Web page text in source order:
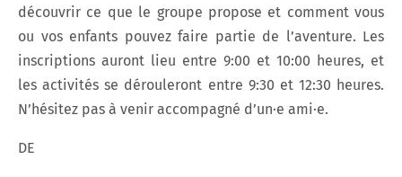
découvrir ce que le groupe propose et comment vous
ou vos enfants pouvez faire partie de l’aventure. Les
inscriptions auront lieu entre 9:00 et 10:00 heures, et
les activités se dérouleront entre 9:30 et 12:30 heures.
N’hésitez pas à venir accompagné d’un·e ami·e.
DE